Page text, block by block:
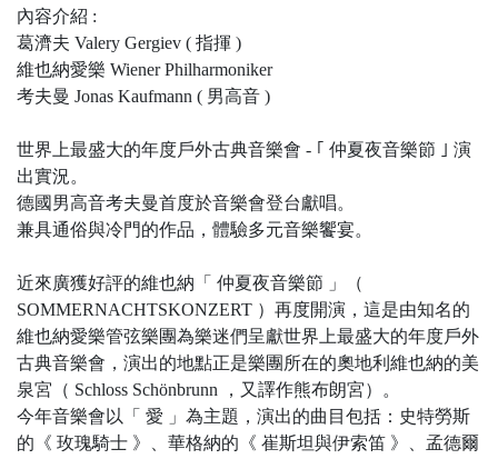
內容介紹 :
葛濟夫 Valery Gergiev ( 指揮 )
維也納愛樂 Wiener Philharmoniker
考夫曼 Jonas Kaufmann ( 男高音 )
世界上最盛大的年度戶外古典音樂會 - ｢ 仲夏夜音樂節 ｣ 演
出實況。
德國男高音考夫曼首度於音樂會登台獻唱。
兼具通俗與冷門的作品，體驗多元音樂饗宴。
近來廣獲好評的維也納「 仲夏夜音樂節 」（
SOMMERNACHTSKONZERT ）再度開演，這是由知名的
維也納愛樂管弦樂團為樂迷們呈獻世界上最盛大的年度戶外
古典音樂會，演出的地點正是樂團所在的奧地利維也納的美
泉宮（ Schloss Schönbrunn ，又譯作熊布朗宮）。
今年音樂會以「 愛 」為主題，演出的曲目包括：史特勞斯
的《 玫瑰騎士 》、華格納的《 崔斯坦與伊索笛 》、孟德爾